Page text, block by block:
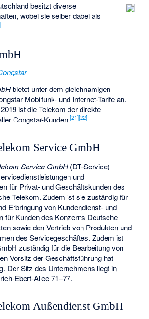
besitzt diverse
wobei sie selber dabei als
]
bietet unter dem gleichnamigen
Mobilfunk- und Internet-Tarife an.
ist die Telekom der direkte
Congstar-Kunden.[21][22]
Service GmbH
Service GmbH(DT-Service)
und
für Privat- und Geschäftskunden des
Telekom. Zudem ist sie zuständig für
Erbringung von Kundendienst- und
für Kunden des Konzerns Deutsche
sowie den Vertrieb von Produkten und
des Servicegeschäftes. Zudem ist
zuständig für die Bearbeitung von
Vorsitz der Geschäftsführung hat
Der Sitz des Unternehmens liegt in
Ebert-Allee 71–77.
Außendienst GmbH